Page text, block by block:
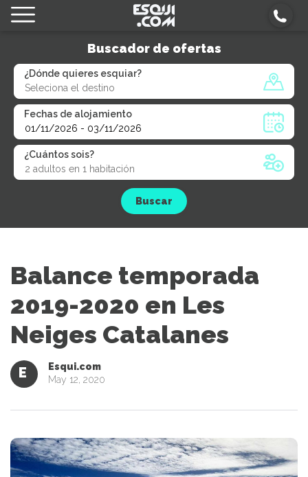
Buscador de ofertas
¿Dónde quieres esquiar?
Fechas de alojamiento
¿Cuántos sois?
Buscar
Balance temporada
2019-2020 en Les
Neiges Catalanes
E
Esqui.com
May 12, 2020